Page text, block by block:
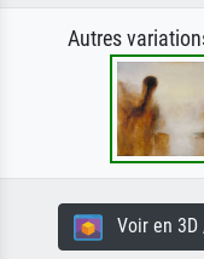
Autres
Voir en 3D